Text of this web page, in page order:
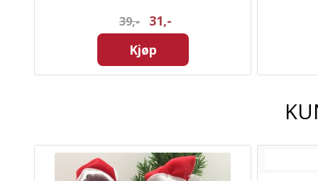
39,-
31,-
Kjøp